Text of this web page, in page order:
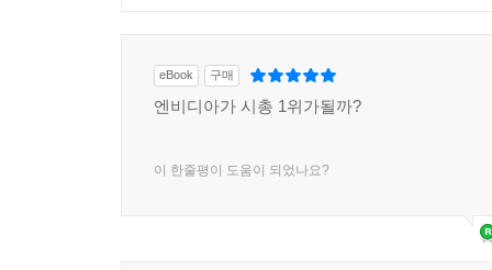
eBook 구매
엔비디아가 시총 1위가될까?
이 한줄평이 도움이 되었나요?